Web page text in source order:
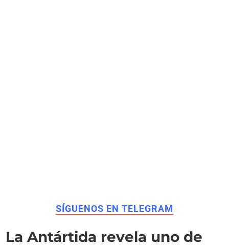
SÍGUENOS EN TELEGRAM
La Antártida revela uno de